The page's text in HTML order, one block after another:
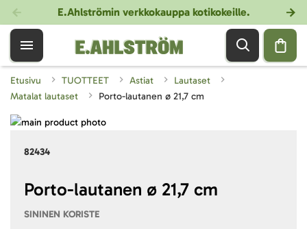
E.Ahlströmin verkkokauppa kotikokeille.
Etusivu TUOTTEET Astiat
Lautaset
Matalat lautaset
Porto-lautanen ø 21,7 cm
82434
Porto-lautanen ø 21,7 cm
SININEN KORISTE
Skip
images
beginning